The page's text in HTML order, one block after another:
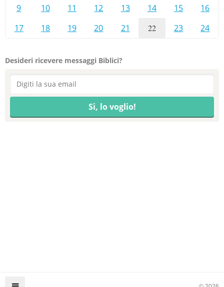
9
10 11 12 13 14 15
16
17
18 19 20 21 22 23 24
Desideri ricevere messaggi Biblici?